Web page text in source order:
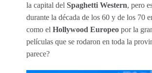
la capital del Spaghetti Western, pero
durante la década de los 60 y de los 70
como el Hollywood Europeo por la
películas que se rodaron en toda la
parece?